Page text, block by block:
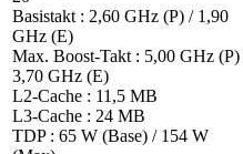
Basistakt : 2,60 GHz (P) / 1,90
GHz (E)
Max. Boost-Takt : 5,00 GHz (P)
3,70 GHz (E)
L2-Cache : 11,5 MB
L3-Cache : 24 MB
TDP : 65 W (Base) / 154 W